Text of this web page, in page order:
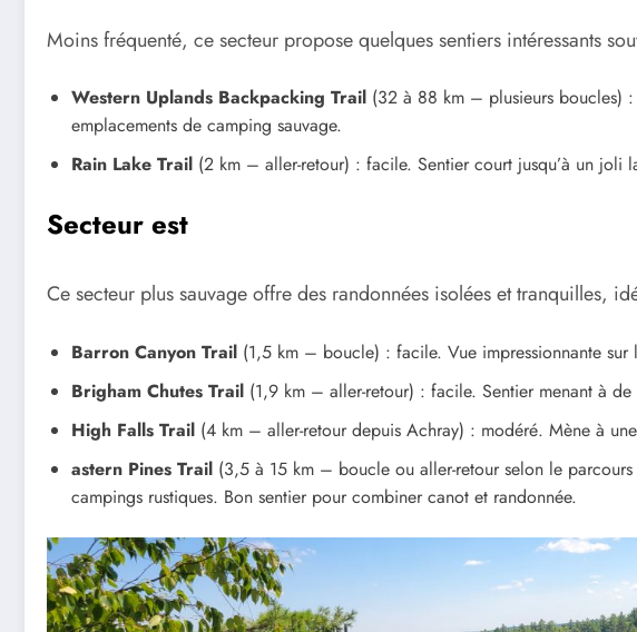
Moins fréquenté, ce secteur propose quelques sentiers intéressants
Western Uplands Backpacking Trail (32 à 88 km – plusieurs boucles)
emplacements de camping sauvage.
Rain Lake Trail (2 km – aller-retour) : facile. Sentier court jusqu’à un joli
Secteur est
Ce secteur plus sauvage offre des randonnées isolées et tranquilles,
Barron Canyon Trail (1,5 km – boucle) : facile. Vue impressionnante
Brigham Chutes Trail (1,9 km – aller-retour) : facile. Sentier menant à
High Falls Trail (4 km – aller-retour depuis Achray) : modéré. Mène à
astern Pines Trail (3,5 à 15 km – boucle ou aller-retour selon le
campings rustiques. Bon sentier pour combiner canot et randonnée.